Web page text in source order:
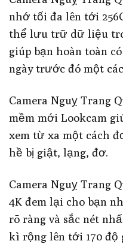
nhớ tối đa lên tới
thể lưu trữ dữ liệu
giúp bạn hoàn toàn
ngày trước đó một
Camera Nguỵ Trang
mềm mới Lookcam
xem từ xa một cách
hề bị giật, lạng, đơ.
Camera Nguỵ Trang
4K đem lại cho bạn
rõ ràng và sắc nét
kì rộng lên tới 170 độ